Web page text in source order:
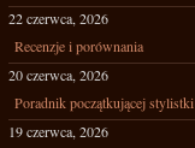
22 czerwca, 2026
Recenzje i porównania
20 czerwca, 2026
Poradnik początkującej stylistki
19 czerwca, 2026